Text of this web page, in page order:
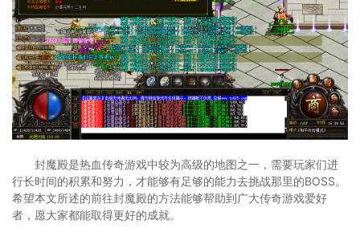
封魔殿是热血传奇游戏中较为高级的地图之一，需要玩家们进
行长时间的积累和努力，才能够有足够的能力去挑战那里的BOSS。
希望本文所述的前往封魔殿的方法能够帮助到广大传奇游戏爱好
者，愿大家都能取得更好的成就。